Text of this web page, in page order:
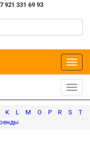
921 331 69 93
Меню
K L M O P R S
T